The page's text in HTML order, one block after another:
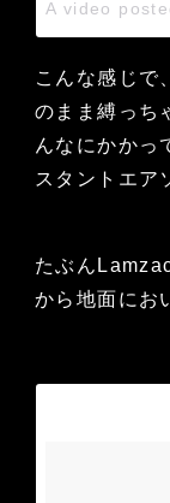
こんな感じで
のまま縛っち
んなにかかっ
スタントエア
たぶん
から地面にお